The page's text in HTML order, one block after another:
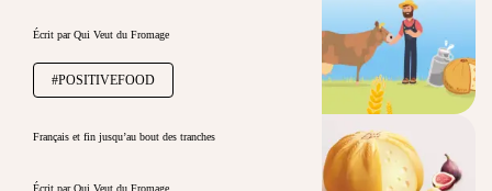
Écrit par Qui Veut du Fromage
#POSITIVEFOOD
Français et fin jusqu’au bout des tranches
Écrit par Qui Veut du Fromage